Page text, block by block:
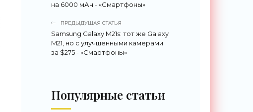
на 6000 мАч - «Смартфоны»
ПРЕДЫДУЩАЯ СТАТЬЯ
Samsung Galaxy M21s: тот же Galaxy
M21, но с улучшенными камерами
за $275 - «Смартфоны»
Популярные статьи